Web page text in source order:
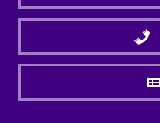
リ
ン
＞